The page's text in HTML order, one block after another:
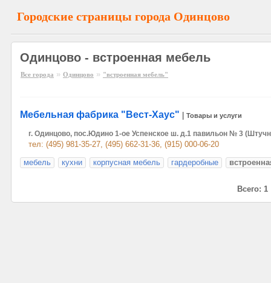
Городские страницы города Одинцово
Одинцово - встроенная мебель
Все города » Одинцово » "встроенная мебель"
Мебельная фабрика "Вест-Хаус" Товары и услуги
г. Одинцово, пос.Юдино 1-ое Успенское ш. д.1 павильон № 3
тел: (495) 981-35-27, (495) 662-31-36, (915) 000-06-20
мебель
кухни корпусная мебель гардеробные
Всего: 1